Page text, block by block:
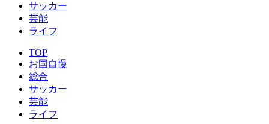
サッカー
芸能
ライフ
TOP
お国自慢
総合
サッカー
芸能
ライフ